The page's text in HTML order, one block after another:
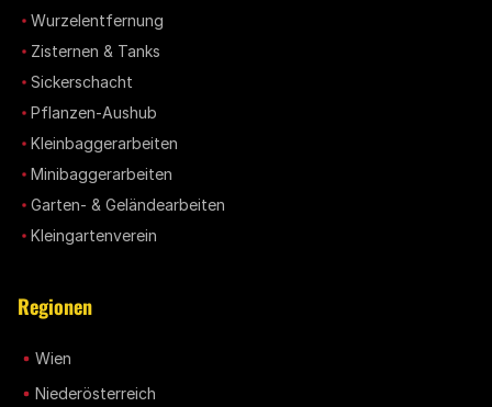
Wurzelentfernung
Zisternen & Tanks
Sickerschacht
Pflanzen-Aushub
Kleinbaggerarbeiten
Minibaggerarbeiten
Garten- & Geländearbeiten
Kleingartenverein
Regionen
Wien
Niederösterreich